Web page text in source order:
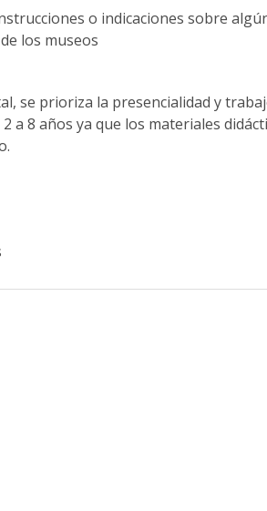
o indicaciones sobre
los museos
se prioriza la presencialidad y
a 8 años ya que los materiales